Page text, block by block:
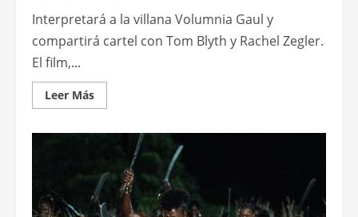
Interpretará a la villana Volumnia Gaul y
compartirá cartel con Tom Blyth y Rachel Zegler.
El film,...
Leer MásLeer
más
une
a
The
ballad